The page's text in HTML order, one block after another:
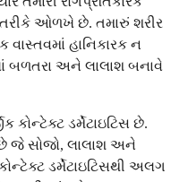
તરીકે ઓળખે છે. તમારું શરીર
હાનિકારક ન
બળતરા અને લાલાશ બનાવે
કોન્ટેક્ટ ડર્મેટાઇટિસ છે.
છે જે સોજો, લાલાશ અને
ડર્મેટાઇટિસથી અલગ